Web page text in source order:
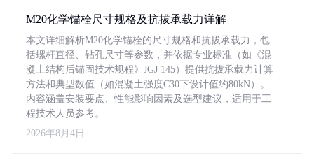
M20化学锚栓尺寸规格及抗拔承载力详解
本文详细解析M20化学锚栓的尺寸规格和抗拔承载力，包
括螺杆直径、钻孔尺寸等参数，并依据专业标准（如《混
凝土结构后锚固技术规程》JGJ 145）提供抗拔承载力计算
方法和典型数值（如混凝土强度C30下设计值约80kN）。
内容涵盖安装要点、性能影响因素及选型建议，适用于工
程技术人员参考。
2026年8月4日